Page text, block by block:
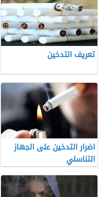
تعريف التدخين
اضرار التدخين على الجهاز
التناسلي